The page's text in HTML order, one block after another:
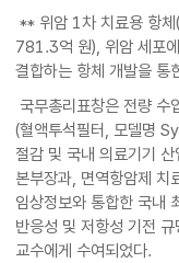
** 위암 1차 치료용 항
781.3억 원), 위암 세포
결합하는 항체 개발을 통
국무총리표창은 전량 수
(혈액투석필터, 모델명
절감 및 국내 의료기기
본부장과, 면역항암제 치
임상정보와 통합한 국내
반응성 및 저항성 기전
교수에게 수여되었다.